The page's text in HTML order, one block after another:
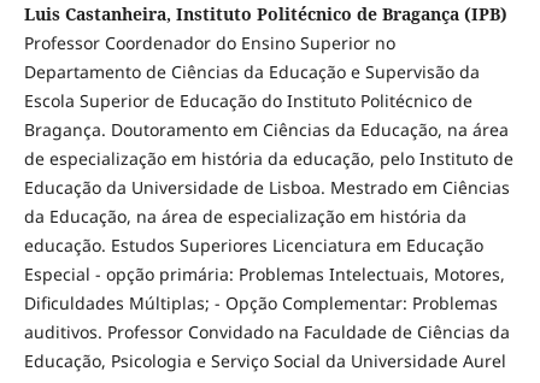
Luis Castanheira, Instituto Politécnico de Bragança (IPB)
Professor Coordenador do Ensino Superior no
Departamento de Ciências da Educação e Supervisão da
Escola Superior de Educação do Instituto Politécnico de
Bragança. Doutoramento em Ciências da Educação, na área
de especialização em história da educação, pelo Instituto de
Educação da Universidade de Lisboa. Mestrado em Ciências
da Educação, na área de especialização em história da
educação. Estudos Superiores Licenciatura em Educação
Especial - opção primária: Problemas Intelectuais, Motores,
Dificuldades Múltiplas; - Opção Complementar: Problemas
auditivos. Professor Convidado na Faculdade de Ciências da
Educação, Psicologia e Serviço Social da Universidade Aurel